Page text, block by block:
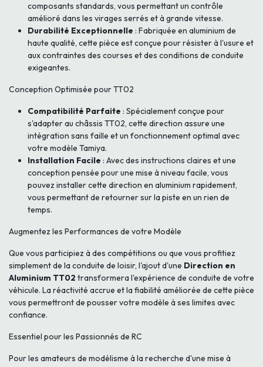
composants standards, vous permettant un contrôle
amélioré dans les virages serrés et à grande vitesse.
Durabilité Exceptionnelle : Fabriquée en aluminium de
haute qualité, cette pièce est conçue pour résister à l'usure et
aux contraintes des courses et des conditions de conduite
exigeantes.
Conception Optimisée pour TT02
Compatibilité Parfaite : Spécialement conçue pour
s'adapter au châssis TT02, cette direction assure une
intégration sans faille et un fonctionnement optimal avec
votre modèle Tamiya.
Installation Facile : Avec des instructions claires et une
conception pensée pour une mise à niveau facile, vous
pouvez installer cette direction en aluminium rapidement,
vous permettant de retourner sur la piste en un rien de
temps.
Augmentez les Performances de votre Modèle
Que vous participiez à des compétitions ou que vous profitiez
simplement de la conduite de loisir, l'ajout d'une Direction en
Aluminium TT02 transformera l'expérience de conduite de votre
véhicule. La réactivité accrue et la fiabilité améliorée de cette pièce
vous permettront de pousser votre modèle à ses limites avec
confiance.
Essentiel pour les Passionnés de RC
Pour les amateurs de modélisme à la recherche d'une mise à